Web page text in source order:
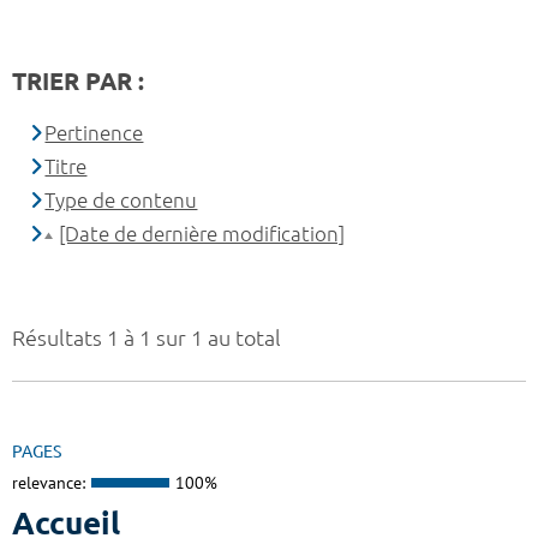
Résultats 1 à 1 sur 1 au total
PAGES
relevance: 100%
Accueil
TRIER PAR :
Pertinence
Titre
Type de contenu
[Date de dernière modification]